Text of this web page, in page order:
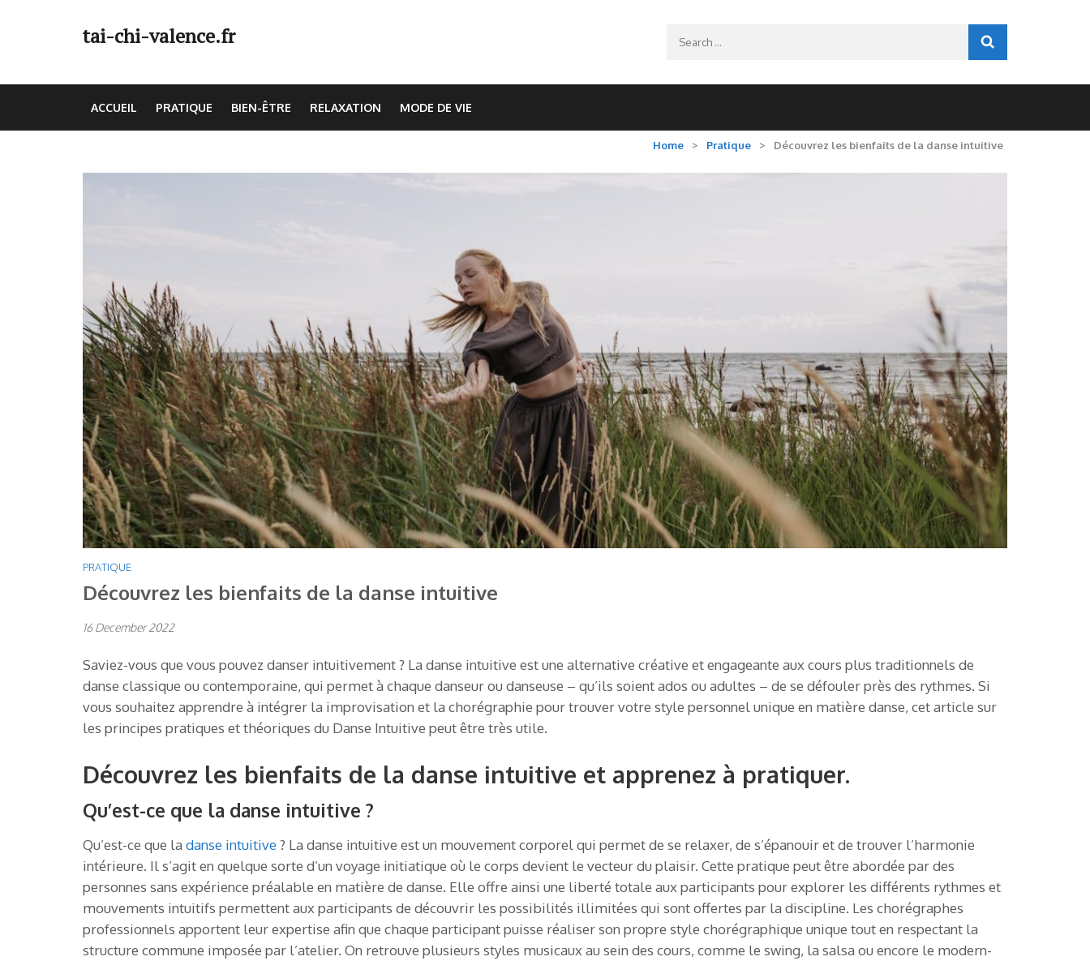
tai-chi-valence.fr
ACCUEIL PRATIQUE BIEN-ÊTRE RELAXATION MODE DE VIE
Home > Pratique > Découvrez les bienfaits de la danse intuitive
PRATIQUE
Découvrez les bienfaits de la danse intuitive
16 December 2022
Saviez-vous que vous pouvez danser intuitivement ? La danse intuitive est une alternative créative et engageante aux cours plus traditionnels de
danse classique ou contemporaine, qui permet à chaque danseur ou danseuse – qu’ils soient ados ou adultes – de se défouler près des rythmes. Si
vous souhaitez apprendre à intégrer la improvisation et la chorégraphie pour trouver votre style personnel unique en matière danse, cet article sur
les principes pratiques et théoriques du Danse Intuitive peut être très utile.
Découvrez les bienfaits de la danse intuitive et apprenez à pratiquer.
Qu’est-ce que la danse intuitive ?
Qu’est-ce que la danse intuitive ? La danse intuitive est un mouvement corporel qui permet de se relaxer, de s’épanouir et de trouver l’harmonie
intérieure. Il s’agit en quelque sorte d’un voyage initiatique où le corps devient le vecteur du plaisir. Cette pratique peut être abordée par des
personnes sans expérience préalable en matière de danse. Elle offre ainsi une liberté totale aux participants pour explorer les différents rythmes et
mouvements intuitifs permettent aux participants de découvrir les possibilités illimitées qui sont offertes par la discipline. Les chorégraphes
professionnels apportent leur expertise afin que chaque participant puisse réaliser son propre style chorégraphique unique tout en respectant la
structure commune imposée par l’atelier. On retrouve plusieurs styles musicaux au sein des cours, comme le swing, la salsa ou encore le modern-